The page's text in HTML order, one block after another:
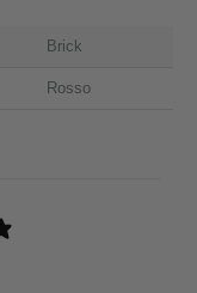
Brick
Rosso